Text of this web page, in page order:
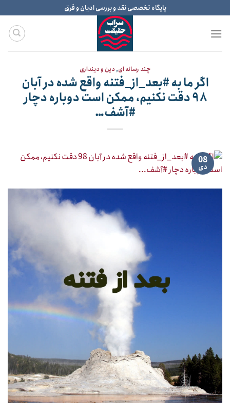
to
content
پایگاه تخصصی نقد و بررسی ادیان و فرق
چند رسانه ای,دین و دینداری
اگر ما به #بعد_از_فتنه واقع شده در آبان
۹۸ دقت نکنیم، ممکن است دوباره دچار
#آشف…
08
دی